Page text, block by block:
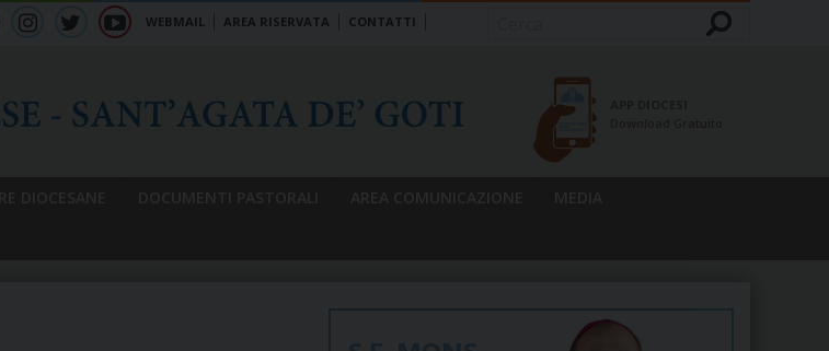
WEBMAIL AREA RISERVATA CONTATTI Cerca